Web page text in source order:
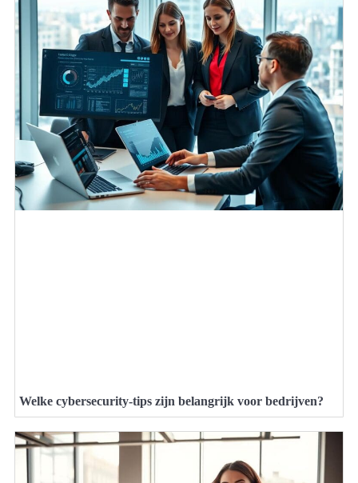
Welke cybersecurity-tips zijn belangrijk voor bedrijven?